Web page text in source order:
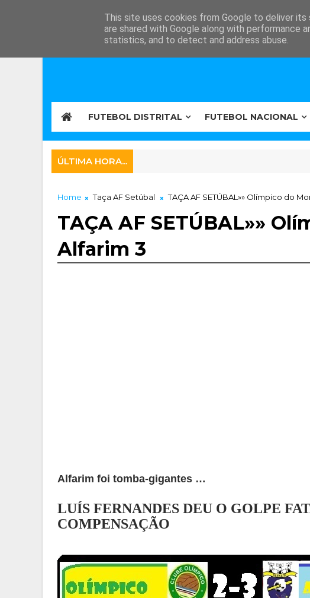
FUTEBOL DISTRITAL FUTEBOL NACIONAL
ÚLTIMA HORA...
Home Taça AF Setúbal TAÇA AF SETÚBAL»» Olímpico do
TAÇA AF SETÚBAL»»
Alfarim 3
Alfarim foi tomba-gigantes …
LUÍS FERNANDES DEU O GOLPE
COMPENSAÇÃO
This site uses cookies from Google to deliver
are shared with Google along with performance
statistics, and to detect and address abuse.